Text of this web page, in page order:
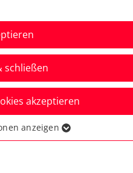
News
schließen
akzeptieren
Funktionen der
dass die Webseite
anzeigen